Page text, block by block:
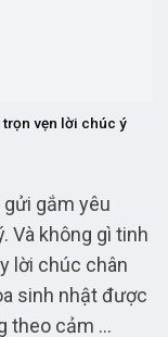
trọn vẹn lời chúc ý
gắm yêu
Và không gì tinh
lời chúc chân
sinh nhật được
theo cảm ...